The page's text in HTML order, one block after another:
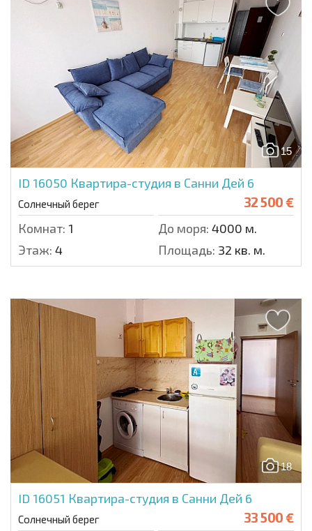
15
ID 16050 Квартира-студия в Санни Дей 6
Солнечный берег 32 500 €
Комнат: 1 До моря: 4000 м.
Этаж: 4 Площадь: 32 кв. м.
18
ID 16051 Квартира-студия в Санни Дей 6
Солнечный берег 33 500 €